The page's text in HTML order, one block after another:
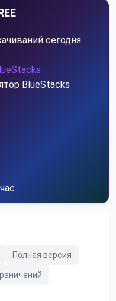
сегодня
BlueStacks
Полная версия